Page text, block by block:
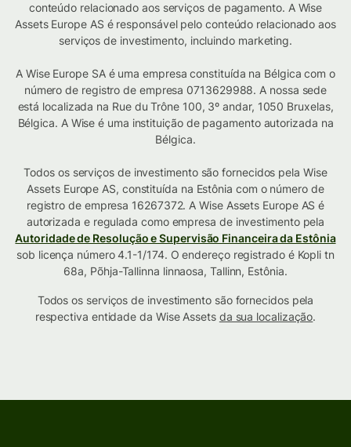
conteúdo relacionado aos serviços de pagamento. A Wise
Assets Europe AS é responsável pelo conteúdo relacionado aos
serviços de investimento, incluindo marketing.
A Wise Europe SA é uma empresa constituída na Bélgica com o
número de registro de empresa 0713629988. A nossa sede
está localizada na Rue du Trône 100, 3º andar, 1050 Bruxelas,
Bélgica. A Wise é uma instituição de pagamento autorizada na
Bélgica.
Todos os serviços de investimento são fornecidos pela Wise
Assets Europe AS, constituída na Estônia com o número de
registro de empresa 16267372. A Wise Assets Europe AS é
autorizada e regulada como empresa de investimento pela
Autoridade de Resolução e Supervisão Financeira da Estônia
sob licença número 4.1-1/174. O endereço registrado é Kopli tn
68a, Põhja-Tallinna linnaosa, Tallinn, Estônia.
Todos os serviços de investimento são fornecidos pela
respectiva entidade da Wise Assets da sua localização.